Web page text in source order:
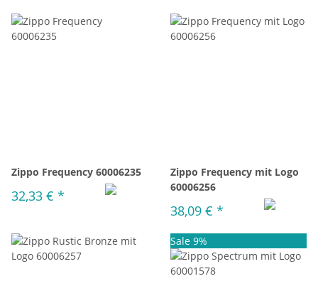
Zippo Frequency 60006235
32,33 € *
Zippo Frequency mit Logo
60006256
38,09 € *
Sale 9%